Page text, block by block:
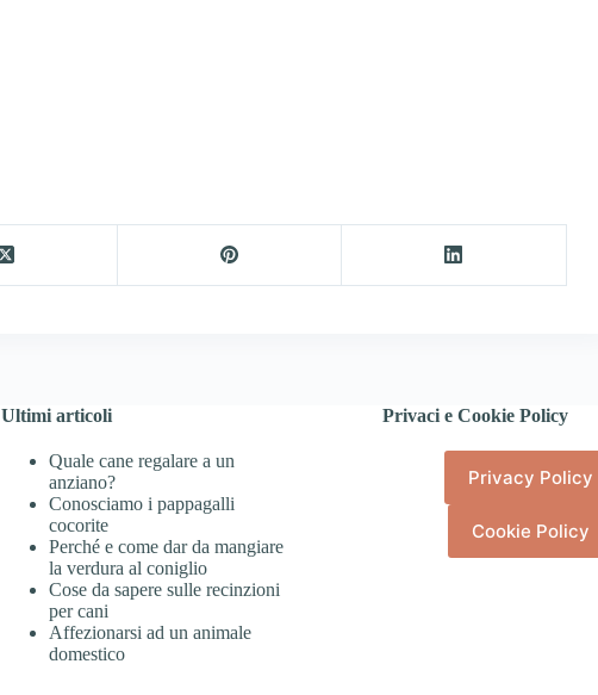
Ultimi articoli
Quale cane regalare a un
anziano?
Conosciamo i pappagalli
cocorite
Perché e come dar da mangiare
la verdura al coniglio
Cose da sapere sulle recinzioni
per cani
Affezionarsi ad un animale
domestico
Privaci e Cookie Policy
Privacy Policy
Cookie Policy